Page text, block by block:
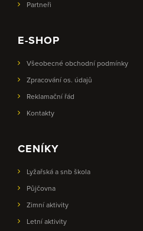
Partneři
E-SHOP
Všeobecné obchodní podmínky
Zpracování os. údajů
Reklamační řád
Kontakty
CENÍKY
Lyžařská a snb škola
Půjčovna
Zimní aktivity
Letní aktivity